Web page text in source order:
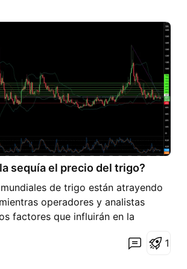
sequía el precio del trigo?
de trigo están atrayendo
operadores y analistas
factores que influirán en la
en los mercados de futuros
1